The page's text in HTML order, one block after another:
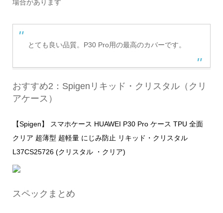
場合があります
とても良い品質。P30 Pro用の最高のカバーです。
おすすめ2：Spigenリキッド・クリスタル（クリ
アケース）
【Spigen】 スマホケース HUAWEI P30 Pro ケース TPU 全面
クリア 超薄型 超軽量 にじみ防止 リキッド・クリスタル
L37CS25726 (クリスタル ・クリア)
スペックまとめ